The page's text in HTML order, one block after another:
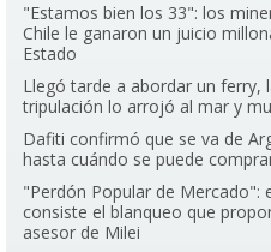
"Estamos bien los 33": los
Chile le ganaron un juicio
Estado
Llegó tarde a abordar un ferry,
tripulación lo arrojó al mar y
Dafiti confirmó que se va de
hasta cuándo se puede
"Perdón Popular de Mercado":
consiste el blanqueo que
asesor de Milei